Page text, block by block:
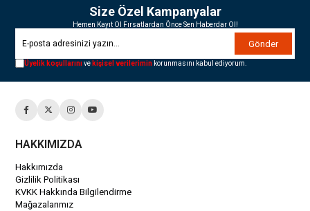
Size Özel Kampanyalar
Hemen Kayıt Ol Fırsatlardan Önce Sen Haberdar Ol!
Gönder
Üyelik koşullarınıve kişisel verilerimin korunmasını kabul ediyorum.
HAKKIMIZDA
Hakkımızda
Gizlilik Politikası
KVKK Hakkında Bilgilendirme
Mağazalarımız